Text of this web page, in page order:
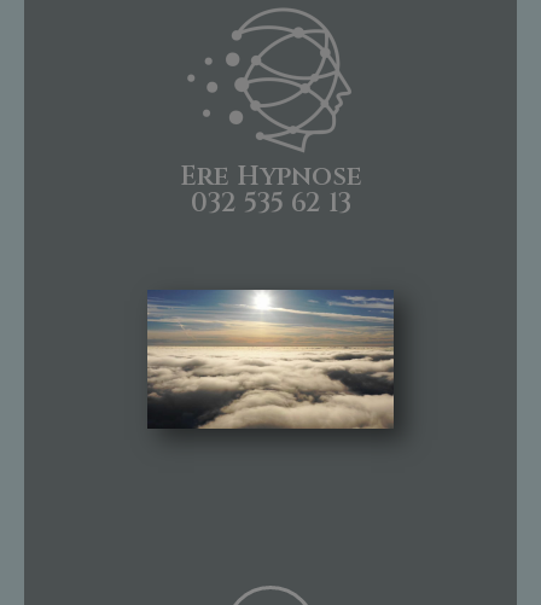
Ere Hypnose
032 535 62 13